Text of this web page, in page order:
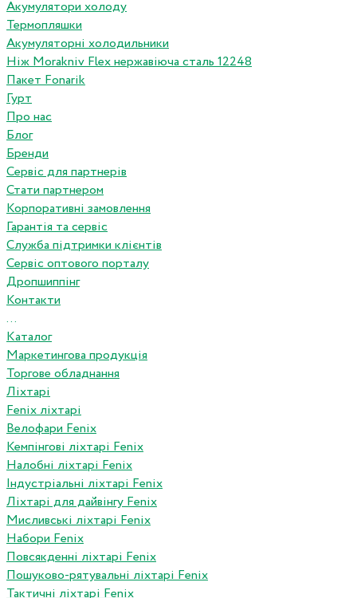
Акумулятори холоду
Термопляшки
Акумуляторні холодильники
Ніж Morakniv Flex нержавіюча сталь 12248
Пакет Fonarik
Гурт
Про нас
Блог
Бренди
Сервіс для партнерів
Стати партнером
Корпоративні замовлення
Гарантія та сервіс
Служба підтримки клієнтів
Сервіс оптового порталу
Дропшиппінг
Контакти
...
Каталог
Маркетингова продукція
Торгове обладнання
Ліхтарі
Fenix ліхтарі
Велофари Fenix
Кемпінгові ліхтарі Fenix
Налобні ліхтарі Fenix
Індустріальні ліхтарі Fenix
Ліхтарі для дайвінгу Fenix
Мисливські ліхтарі Fenix
Набори Fenix
Повсякденні ліхтарі Fenix
Пошуково-рятувальні ліхтарі Fenix
Тактичні ліхтарі Fenix